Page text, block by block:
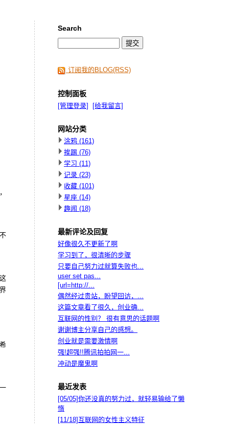
Search
订阅我的BLOG(RSS)
控制面板
[管理登录] [给我留言]
网站分类
涂鸦(161)
挨踢(76)
学习 (11)
记录(23)
收藏(101)
星座(14)
趣闻 (18)
最新评论及回复
好像很久不更新了啊
学习到了，很清晰的步骤
只要自己努力过就算失败也...
user set pas...
[url=http://...
偶然经过贵站，盼望回访，...
这篇文章看了很久，创业确...
互联网的性别？ 很有意思的话题啊
谢谢博主分享自己的感想。
创业就是需要激情啊
强!超强!!腾讯拍拍网一...
冲动是魔鬼啊
最近发表
[05/05]你还没真的努力过，就轻易输给了懒
惰
[11/18]互联网的女性主义特征